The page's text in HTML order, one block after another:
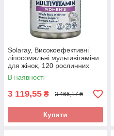
Solaray, Високоефективні
ліпосомальні мультивітаміни
для жінок, 120 рослинних
капсул
В наявності
3 119,55 ₴ 3 466,17 ₴
Купити